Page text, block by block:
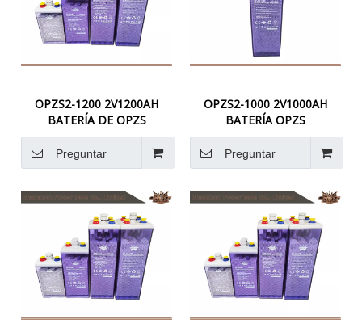
OPZS2-1200 2V1200AH
BATERÍA DE OPZS
Preguntar
OPZS2-1000 2V1000AH
BATERÍA OPZS
Preguntar